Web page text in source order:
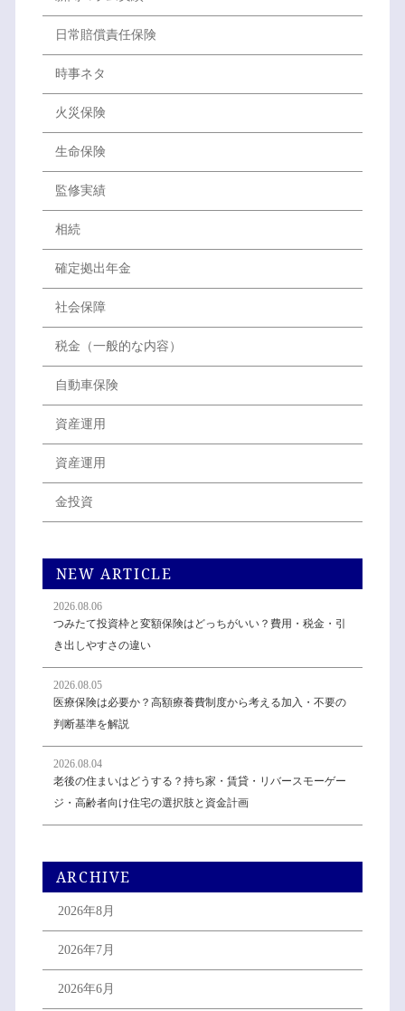
日常賠償責任保険
時事ネタ
火災保険
生命保険
監修実績
相続
確定拠出年金
社会保障
税金（一般的な内容）
自動車保険
資産運用
資産運用
金投資
NEW ARTICLE
2026.08.06
つみたて投資枠と変額保険はどっちがいい？費用・税金・引
き出しやすさの違い
2026.08.05
医療保険は必要か？高額療養費制度から考える加入・不要の
判断基準を解説
2026.08.04
老後の住まいはどうする？持ち家・賃貸・リバースモーゲー
ジ・高齢者向け住宅の選択肢と資金計画
ARCHIVE
2026年8月
2026年7月
2026年6月